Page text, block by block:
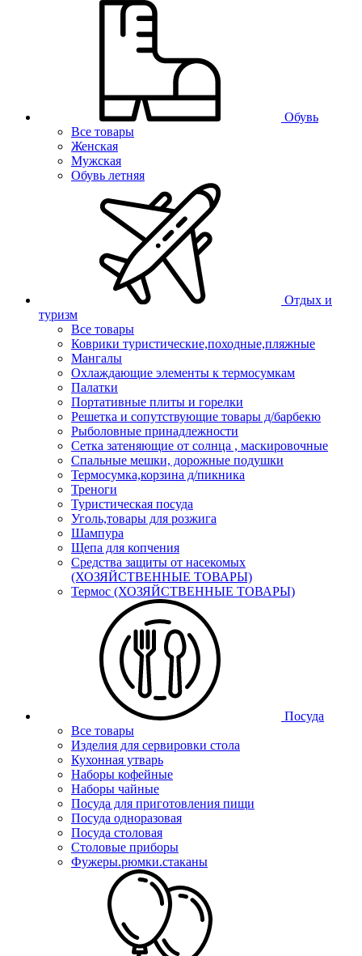
Обувь
Все товары
Женская
Мужская
Обувь летняя
Отдых и
туризм
Все товары
Коврики туристические,походные,пляжные
Мангалы
Охлаждающие элементы к термосумкам
Палатки
Портативные плиты и горелки
Решетка и сопутствующие товары д/барбекю
Рыболовные принадлежности
Сетка затеняющие от солнца , маскировочные
Спальные мешки, дорожные подушки
Термосумка,корзина д/пикника
Треноги
Туристическая посуда
Уголь,товары для розжига
Шампура
Щепа для копчения
Средства защиты от насекомых
(ХОЗЯЙСТВЕННЫЕ ТОВАРЫ)
Термос (ХОЗЯЙСТВЕННЫЕ ТОВАРЫ)
Посуда
Все товары
Изделия для сервировки стола
Кухонная утварь
Наборы кофейные
Наборы чайные
Посуда для приготовления пищи
Посуда одноразовая
Посуда столовая
Столовые приборы
Фужеры.рюмки.стаканы